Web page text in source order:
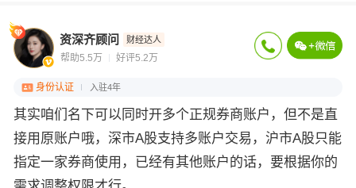
资深齐顾问 财经达人
帮助5.5万 好评5.2万
身份认证 入驻4年
其实咱们名下可以同时开多个正规券商账户，但不是直
接用原账户哦，深市A股支持多账户交易，沪市A股只能
指定一家券商使用，已经有其他账户的话，要根据你的